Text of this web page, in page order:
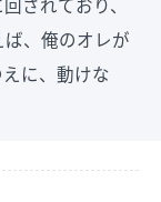
、俺のオレが
に、動けな